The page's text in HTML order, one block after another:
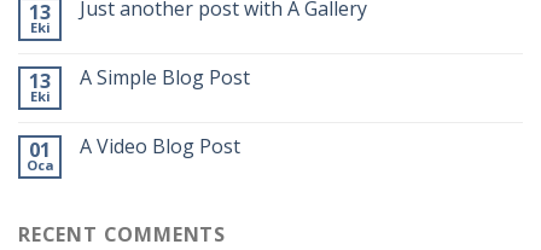
13
Eki
Just another post with A Gallery
13
Eki
A Simple Blog Post
01
Oca
A Video Blog Post
RECENT COMMENTS